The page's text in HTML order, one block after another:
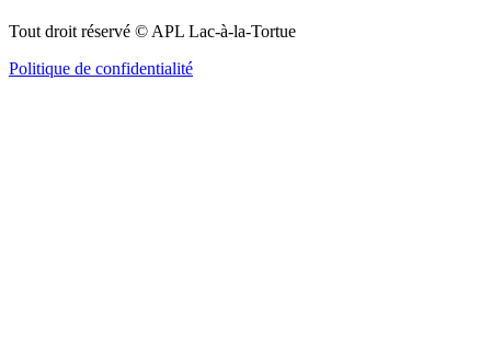
Tout droit réservé © APL Lac-à-la-Tortue
Politique de confidentialité